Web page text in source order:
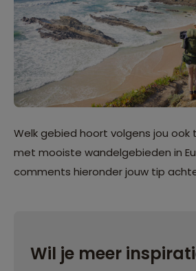
Welk gebied hoort volgens jou ook
met mooiste wandelgebieden in
comments hieronder jouw tip
Wil je meer